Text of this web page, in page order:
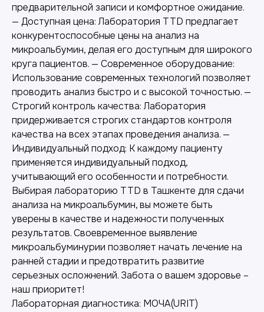
предварительной записи и комфортное ожидание.
— Доступная цена: Лаборатория TTD предлагает
конкурентоспособные цены на анализ на
микроальбумин, делая его доступным для широкого
круга пациентов. — Современное оборудование:
Использование современных технологий позволяет
проводить анализ быстро и с высокой точностью. —
Строгий контроль качества: Лаборатория
придерживается строгих стандартов контроля
качества на всех этапах проведения анализа. —
Индивидуальный подход: К каждому пациенту
применяется индивидуальный подход,
учитывающий его особенности и потребности.
Выбирая лабораторию TTD в Ташкенте для сдачи
анализа на микроальбумин, вы можете быть
уверены в качестве и надежности полученных
результатов. Своевременное выявление
микроальбуминурии позволяет начать лечение на
ранней стадии и предотвратить развитие
серьезных осложнений. Забота о вашем здоровье –
наш приоритет!
Лабораторная диагностика: МОЧА(URIT)
Другие наши услуги
Лабораторная диагностика
Точные анализы для контроля здоровья и
выявления заболеваний.